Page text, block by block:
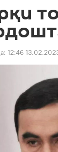
12:46